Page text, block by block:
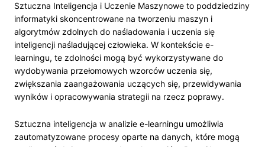
Sztuczna Inteligencja i Uczenie Maszynowe to poddziedziny
informatyki skoncentrowane na tworzeniu maszyn i
algorytmów zdolnych do naśladowania i uczenia się
inteligencji naśladującej człowieka. W kontekście e-
learningu, te zdolności mogą być wykorzystywane do
wydobywania przełomowych wzorców uczenia się,
zwiększania zaangażowania uczących się, przewidywania
wyników i opracowywania strategii na rzecz poprawy.
Sztuczna inteligencja w analizie e-learningu umożliwia
zautomatyzowane procesy oparte na danych, które mogą